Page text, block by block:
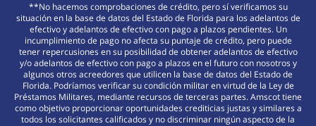
**No hacemos comprobaciones de crédito, pero sí verificamos su
situación en la base de datos del Estado de Florida para los adelantos de
efectivo y adelantos de efectivo con pago a plazos pendientes. Un
incumplimiento de pago no afecta su puntaje de crédito, pero puede
tener repercusiones en su posibilidad de obtener adelantos de efectivo
y/o adelantos de efectivo con pago a plazos en el futuro con nosotros y
algunos otros acreedores que utilicen la base de datos del Estado de
Florida. Podríamos verificar su condición militar en virtud de la Ley de
Préstamos Militares, mediante recursos de terceras partes. Amscot tiene
como objetivo proporcionar oportunidades crediticias justas y similares a
todos los solicitantes calificados y no discriminar ningún aspecto de la